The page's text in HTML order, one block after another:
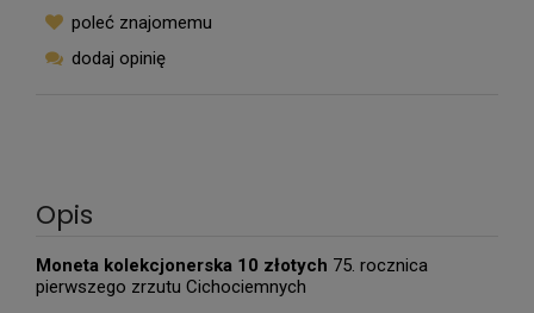
poleć znajomemu
dodaj opinię
Opis
Moneta kolekcjonerska 10 złotych 75. rocznica
pierwszego zrzutu Cichociemnych